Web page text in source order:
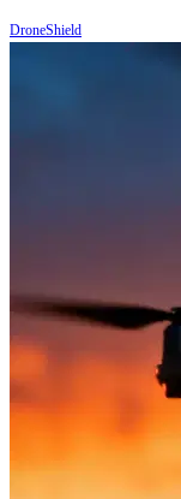
DroneShield